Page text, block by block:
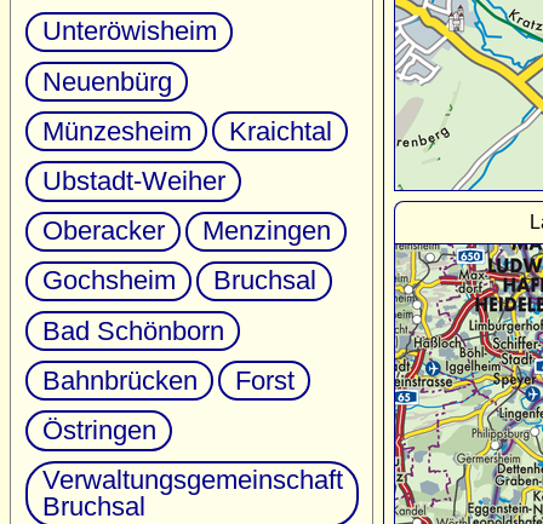
Unteröwisheim
Neuenbürg
Münzesheim
Kraichtal
Ubstadt-Weiher
Oberacker
Menzingen
Gochsheim
Bruchsal
Bad Schönborn
Bahnbrücken
Forst
Östringen
Verwaltungsgemeinschaft
Bruchsal